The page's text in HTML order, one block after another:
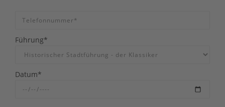
Führung*
Datum*